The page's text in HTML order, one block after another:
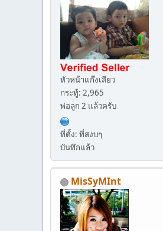
หัวหน้าแก๊งเสียว
กระทู้: 2,965
พ่อลูก 2 แล้วครับ
ที่ตั้ง: ที่สงบๆ
บันทึกแล้ว
MisSyMInt